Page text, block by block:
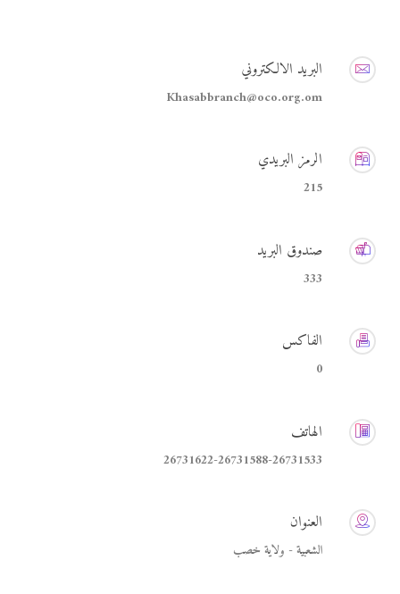
البريد الالكتروني
Khasabbranch@oco.org.om
الرمز البريدي
215
صندوق البريد
333
الفاكس
0
الهاتف
26731622-26731588-26731533
العنوان
الشعبية - ولاية خصب